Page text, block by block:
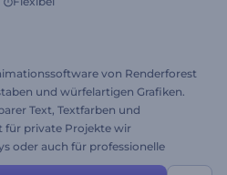
von Renderforest
und würfelartigen Grafiken.
Text, Textfarben und
für private Projekte wir
oder auch für professionelle
Präsentationen oder